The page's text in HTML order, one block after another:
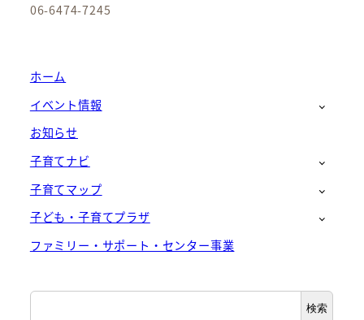
06-6474-7245
ホーム
イベント情報
お知らせ
子育てナビ
子育てマップ
子ども・子育てプラザ
ファミリー・サポート・センター事業
検
検索